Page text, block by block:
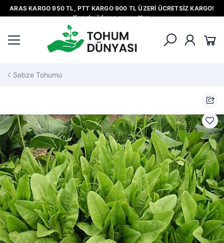
ARAS KARGO 950 TL, PTT KARGO 900 TL ÜZERİ ÜCRETSİZ KARGO!
Kapıda ödeme mevcuttur.
Sebze Tohumu